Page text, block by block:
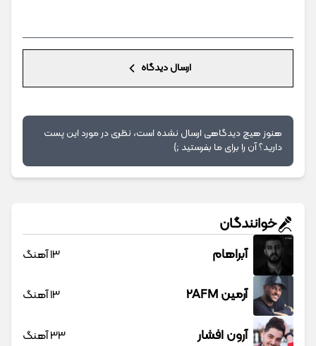
ارسال دیدگاه
هنوز هیچ دیدگاهی ارسال نشده است، نظری در مورد این پست
دارید؟ آن را برای ما بفرستید ;)
خوانندگان
آبراهام 13 آهنگ
آرمین 2AFM 13 آهنگ
آرون افشار 33 آهنگ